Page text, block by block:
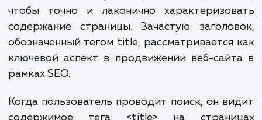
Что такое title?
Элемент HTML под названием тег title
неотъемлемой частью процесса
оптимизации. Он служит для